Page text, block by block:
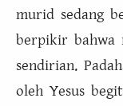
murid sedang
berpikir bahwa
sendirian.
oleh Yesus